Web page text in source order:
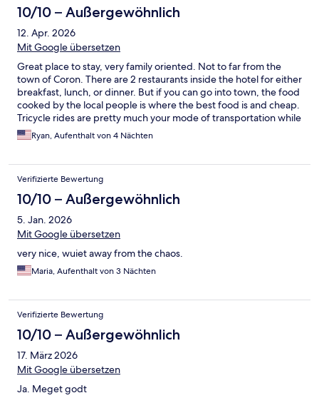
10/10 – Außergewöhnlich
12. Apr. 2026
Mit Google übersetzen
Great place to stay, very family oriented. Not to far from the
town of Coron. There are 2 restaurants inside the hotel for either
breakfast, lunch, or dinner. But if you can go into town, the food
cooked by the local people is where the best food is and cheap.
Tricycle rides are pretty much your mode of transportation while
youre there and its a great experience. The local people are
wonderful and if you want tours at great prices and amazing
Ryan, Aufenthalt von 4 Nächten
Verifizierte Bewertung
10/10 – Außergewöhnlich
5. Jan. 2026
Mit Google übersetzen
very nice, wuiet away from the chaos.
Maria, Aufenthalt von 3 Nächten
Verifizierte Bewertung
10/10 – Außergewöhnlich
17. März 2026
Mit Google übersetzen
Ja. Meget godt